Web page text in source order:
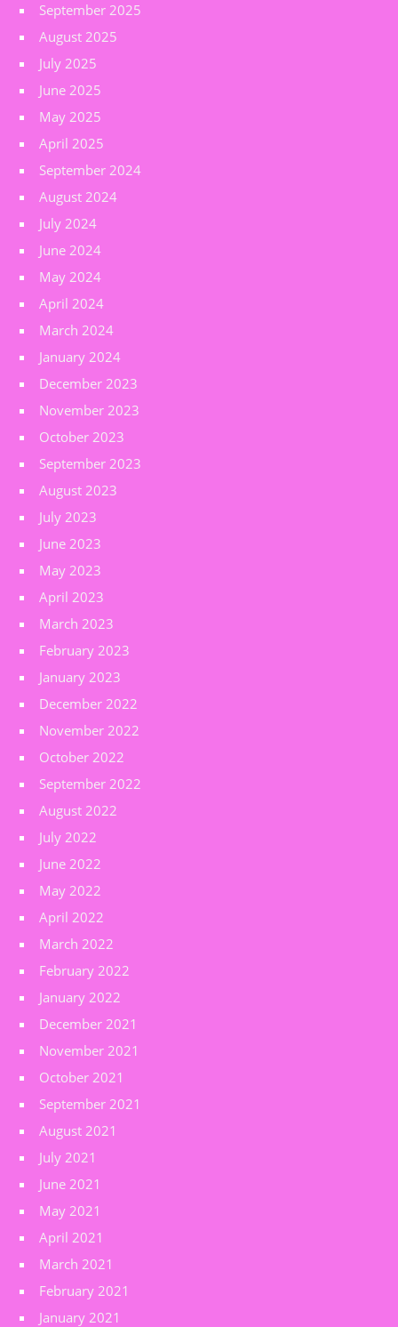
September 2025
August 2025
July 2025
June 2025
May 2025
April 2025
September 2024
August 2024
July 2024
June 2024
May 2024
April 2024
March 2024
January 2024
December 2023
November 2023
October 2023
September 2023
August 2023
July 2023
June 2023
May 2023
April 2023
March 2023
February 2023
January 2023
December 2022
November 2022
October 2022
September 2022
August 2022
July 2022
June 2022
May 2022
April 2022
March 2022
February 2022
January 2022
December 2021
November 2021
October 2021
September 2021
August 2021
July 2021
June 2021
May 2021
April 2021
March 2021
February 2021
January 2021